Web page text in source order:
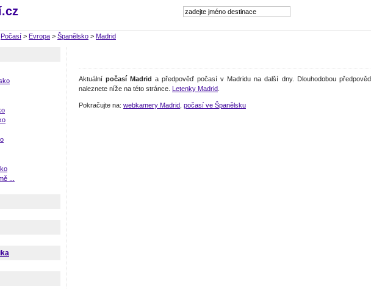
Počasí > Evropa > Španělsko > Madrid
...
Aktuálnípočasí Madrid a předpověď počasí v Madridu na další dny. Dlouhodobou
naleznete níže na této stránce. Letenky Madrid
Pokračujte na: webkamery Madrid počasí ve Španělsku